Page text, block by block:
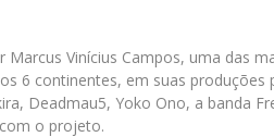
Vinícius Campos, uma das
6 continentes, em suas
Deadmau5, Yoko Ono, a banda
o projeto.